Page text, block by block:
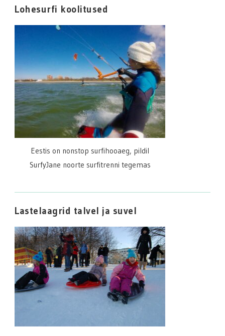
Lohesurfi koolitused
Eestis on nonstop surfihooaeg, pildil
SurfyJane noorte surfitrenni tegemas
Lastelaagrid talvel ja suvel